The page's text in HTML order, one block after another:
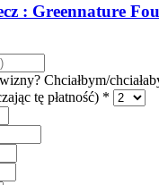
: Greennature
Chciałbym/
tę płatność) *